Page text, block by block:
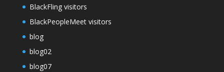
BlackFling visitors
BlackPeopleMeet visitors
blog
blog02
blog07